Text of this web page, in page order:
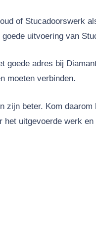
of Stucadoorswerk
uitvoering van
goede adres bij
moeten verbinden.
zijn beter. Kom
het uitgevoerde werk